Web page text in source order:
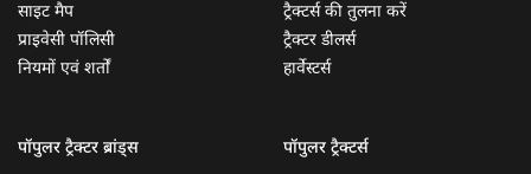
साइट मैप
प्राइवेसी पॉलिसी
नियमों एवं शर्तों
ट्रैक्टर्स की तुलना करें
ट्रैक्टर डीलर्स
हार्वेस्टर्स
पॉपुलर ट्रैक्टर ब्रांड्स
पॉपुलर ट्रैक्टर्स